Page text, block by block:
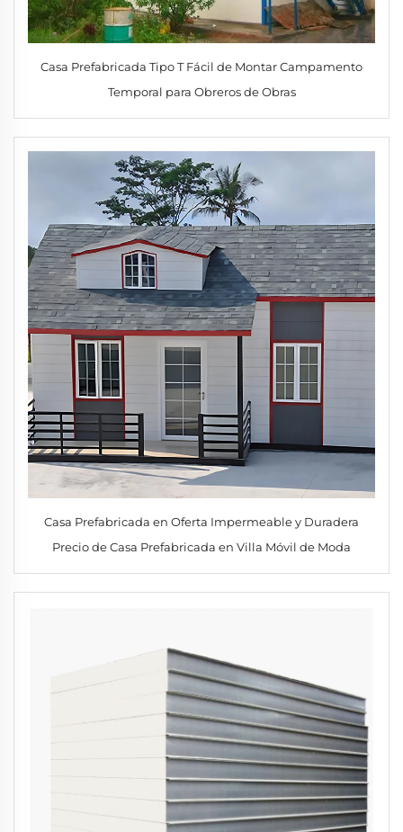
Casa Prefabricada Tipo T Fácil de Montar Campamento
Temporal para Obreros de Obras
Casa Prefabricada en Oferta Impermeable y Duradera
Precio de Casa Prefabricada en Villa Móvil de Moda